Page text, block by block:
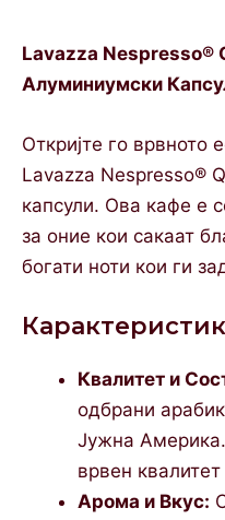
Lavazza Nespresso®
Алуминиумски
Откријте го врвното
Lavazza Nespresso®
капсули. Ова кафе е
за оние кои сакаат
богати ноти кои ги
Квалитет и
одбрани
Јужна
врвен
Арома и Вкус: